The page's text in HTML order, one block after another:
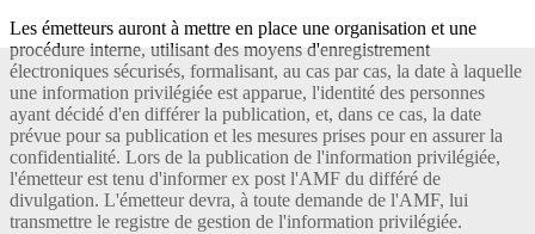
Les émetteurs auront à mettre en place une organisation et une
procédure interne, utilisant des moyens d'enregistrement
électroniques sécurisés, formalisant, au cas par cas, la date à laquelle
une information privilégiée est apparue, l'identité des personnes
ayant décidé d'en différer la publication, et, dans ce cas, la date
prévue pour sa publication et les mesures prises pour en assurer la
confidentialité. Lors de la publication de l'information privilégiée,
l'émetteur est tenu d'informer ex post l'AMF du différé de
divulgation. L'émetteur devra, à toute demande de l'AMF, lui
transmettre le registre de gestion de l'information privilégiée.